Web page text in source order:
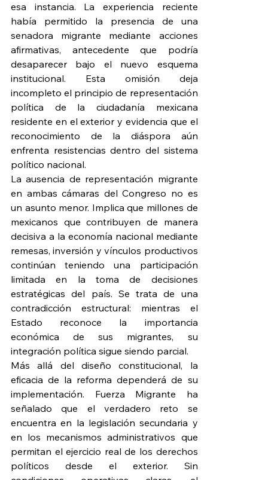
esa instancia. La experiencia reciente
había permitido la presencia de una
senadora migrante mediante acciones
afirmativas, antecedente que podría
desaparecer bajo el nuevo esquema
institucional. Esta omisión deja
incompleto el principio de representación
política de la ciudadanía mexicana
residente en el exterior y evidencia que el
reconocimiento de la diáspora aún
enfrenta resistencias dentro del sistema
político nacional.
La ausencia de representación migrante
en ambas cámaras del Congreso no es
un asunto menor. Implica que millones de
mexicanos que contribuyen de manera
decisiva a la economía nacional mediante
remesas, inversión y vínculos productivos
continúan teniendo una participación
limitada en la toma de decisiones
estratégicas del país. Se trata de una
contradicción estructural: mientras el
Estado reconoce la importancia
económica de sus migrantes, su
integración política sigue siendo parcial.
Más allá del diseño constitucional, la
eficacia de la reforma dependerá de su
implementación. Fuerza Migrante ha
señalado que el verdadero reto se
encuentra en la legislación secundaria y
en los mecanismos administrativos que
permitan el ejercicio real de los derechos
políticos desde el exterior. Sin